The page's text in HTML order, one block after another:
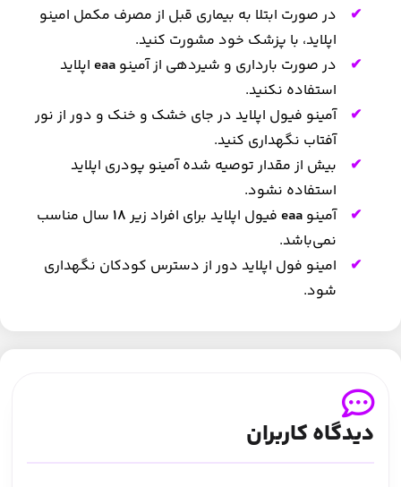
در صورت ابتلا به بیماری قبل از مصرف مکمل امینو
اپلاید، با پزشک خود مشورت کنید.
در صورت بارداری و شیردهی از آمینو eaa اپلاید
استفاده نکنید.
آمینو فیول اپلاید در جای خشک و خنک و دور از نور
آفتاب نگهداری کنید.
بیش از مقدار توصیه شده آمینو پودری اپلاید
استفاده نشود.
آمینو eaa فیول اپلاید برای افراد زیر18 سال مناسب
نمی‌باشد.
امینو فول اپلاید دور از دسترس کودکان نگهداری
شود.
دیدگاه کاربران